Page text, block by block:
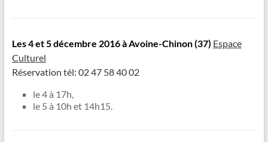
Les 4 et 5 décembre 2016 à Avoine-Chinon (37) Espace
Culturel
Réservation tél: 02 47 58 40 02
le 4 à 17h,
le 5 à 10h et 14h15.